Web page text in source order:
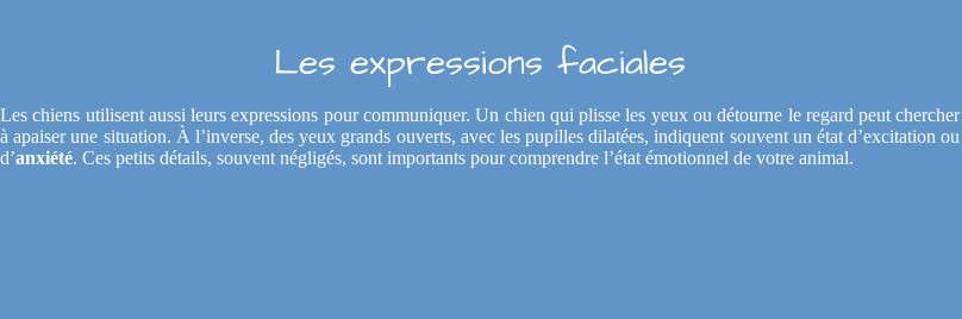
Les expressions faciales
Les chiens utilisent aussi leurs expressions pour communiquer. Un chien qui plisse les yeux ou détourne le regard peut chercher
à apaiser une situation. À l’inverse, des yeux grands ouverts, avec les pupilles dilatées, indiquent souvent un état d’excitation ou
d’anxiété. Ces petits détails, souvent négligés, sont importants pour comprendre l’état émotionnel de votre animal.